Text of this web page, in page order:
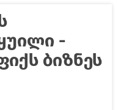
-
ბიზნეს